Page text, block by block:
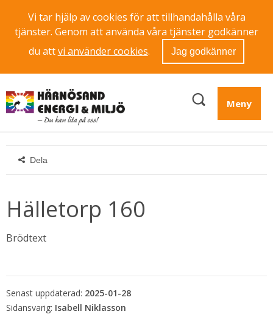
Vi tar hjälp av cookies för att tillhandahålla våra
tjänster. Genom att använda våra tjänster godkänner
du attvi använder cookies. Jag godkänner
Meny
Dela
Hälletorp 160
Brödtext
Senast uppdaterad: 2025-01-28
Isabell Niklasson